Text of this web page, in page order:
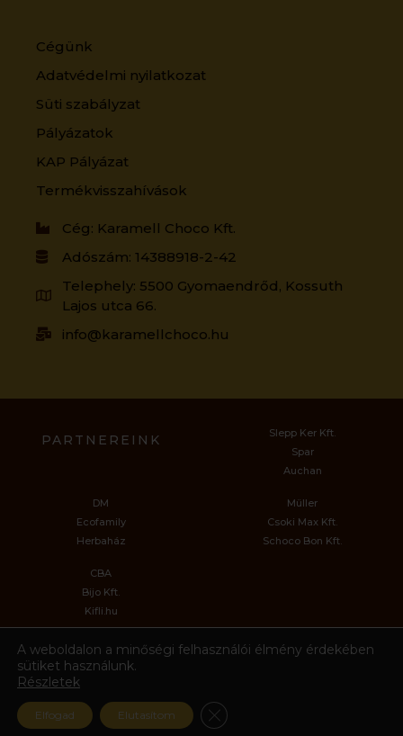
Cégünk
Adatvédelmi nyilatkozat
Süti szabályzat
Pályázatok
KAP Pályázat
Termékvisszahívások
Cég: Karamell Choco Kft.
Adószám: 14388918-2-42
Telephely: 5500 Gyomaendrőd, Kossuth
Lajos utca 66.
info@karamellchoco.hu
PARTNEREINK
Slepp Ker Kft.
Spar
Auchan
DM
Ecofamily
Herbaház
Müller
Csoki Max Kft.
Schoco Bon Kft.
CBA
Bijo Kft.
Kifli.hu
Készítette a Full Funnel Marketing Kft.
A weboldalon a minőségi felhasználói élmény érdekében
sütiket használunk.
Részletek
Elfogad Elutasítom Close GDPR Cookie